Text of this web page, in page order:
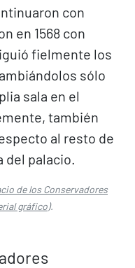
con
en 1568 con
fielmente los
sólo
sala en el
también
al resto de
del palacio.
de los Conservadores
gráfico).